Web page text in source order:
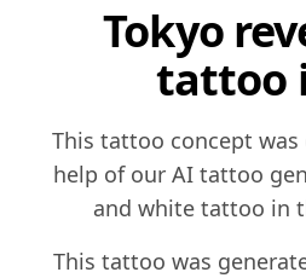
Tokyo
tattoo
This tattoo concept
help of our AI tattoo
and white tattoo in
This tattoo was